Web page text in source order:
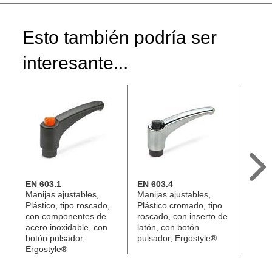
Esto también podría ser
interesante...
EN 603.1
Manijas ajustables,
Plástico, tipo roscado,
con componentes de
acero inoxidable, con
botón pulsador,
Ergostyle®
EN 603.4
Manijas ajustables,
Plástico cromado, tipo
roscado, con inserto de
latón, con botón
pulsador, Ergostyle®
EN